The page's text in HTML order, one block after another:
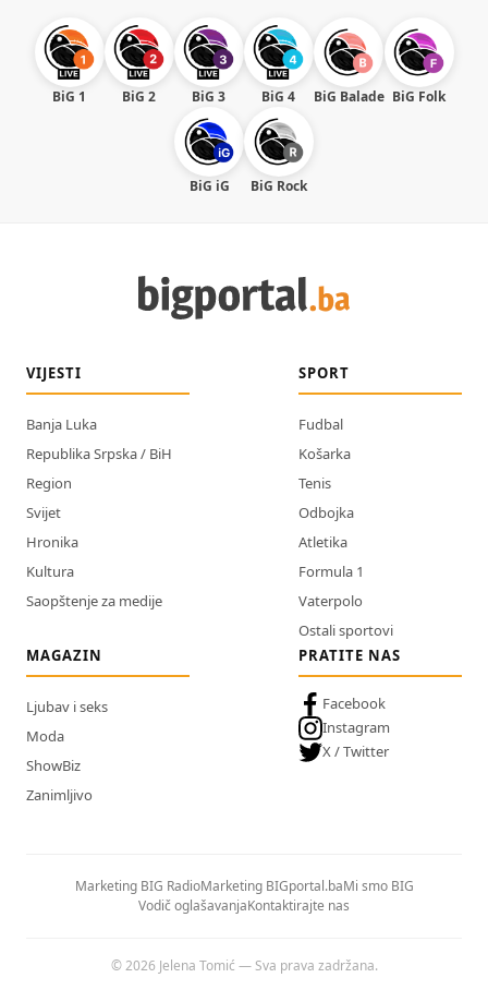
BiG 1 BiG 2 BiG 3 BiG 4 BiG Balade BiG Folk
BiG iG BiG Rock
VIJESTI
Banja Luka
Republika Srpska / BiH
Region
Svijet
Hronika
Kultura
Saopštenje za medije
SPORT
Fudbal
Košarka
Tenis
Odbojka
Atletika
Formula 1
Vaterpolo
Ostali sportovi
MAGAZIN
Ljubav i seks
Moda
ShowBiz
Zanimljivo
PRATITE NAS
Facebook
Instagram
X / Twitter
Marketing BIG RadioMarketing BIGportal.baMi smo BIG
Vodič oglašavanjaKontaktirajte nas
© 2026 Jelena Tomić — Sva prava zadržana.